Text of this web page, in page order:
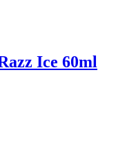
Ice 60ml